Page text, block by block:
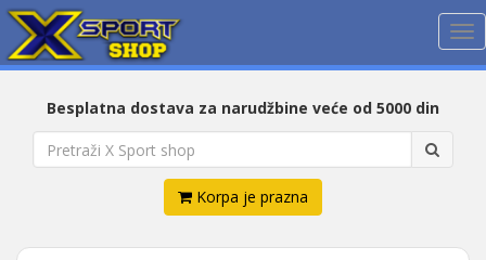
Besplatna dostava za narudžbine veće od 5000 din
Korpa je prazna